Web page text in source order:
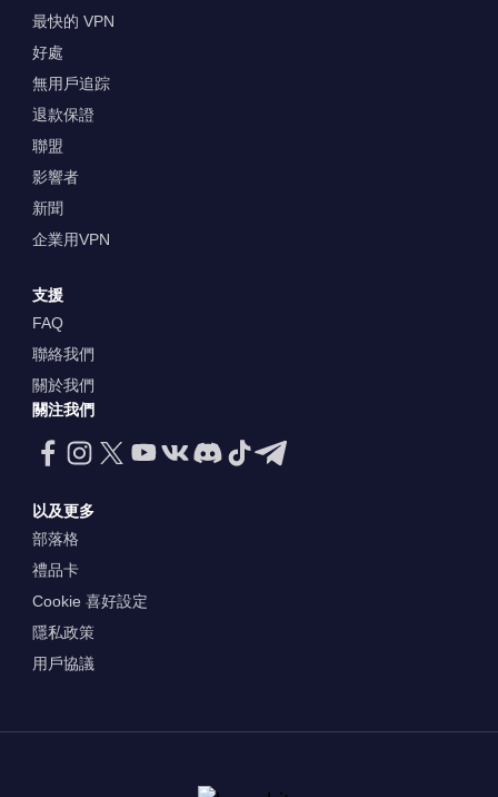
最快的 VPN
好處
無用戶追踪
退款保證
聯盟
影響者
新聞
企業用VPN
支援
FAQ
聯絡我們
關於我們
關注我們
以及更多
部落格
禮品卡
Cookie 喜好設定
隱私政策
用戶協議